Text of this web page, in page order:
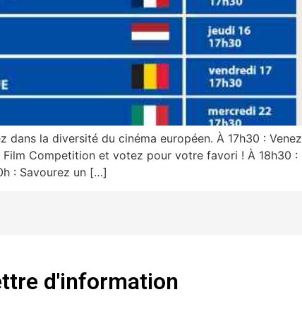
dans la diversité du cinéma européen. À 17h30 : Venez
Competition et votez pour votre favori ! À 18h30 :
: Savourez un […]
d'information